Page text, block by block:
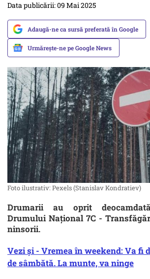
Data publicării: 09 Mai 2025
Adaugă-ne ca sursă preferată în Google
Urmărește-ne pe Google News
Foto ilustrativ: Pexels (Stanislav Kondratiev)
Drumarii au oprit
Drumului Naţional 7C -
ninsorii.
Vezi și - Vremea în weekend: Va fi
de sâmbătă. La munte, va ninge